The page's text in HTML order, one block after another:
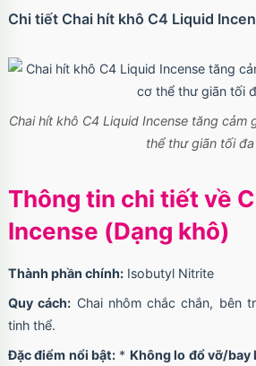
Chi tiết Chai hít khô C4 Liquid
Chai hít khô C4 Liquid Incense tăng cảm
thể thư giãn tối đa
Thông tin chi tiết về
Incense (Dạng khô)
Thành phần chính:Isobutyl Nitrite
Quy cách: Chai nhôm chắc chắn, bên
tinh thể.
Đặc điểm nổi bật: * Không lo đổ vỡ/bay